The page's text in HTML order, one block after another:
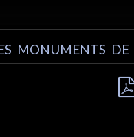
MONUMENTS DE